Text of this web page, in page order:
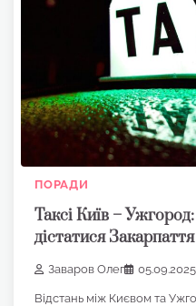
ПОРАДИ
Таксі Київ –
дістатися Закарпаття
Заваров Олег 05.09.2025
Відстань між Києвом та